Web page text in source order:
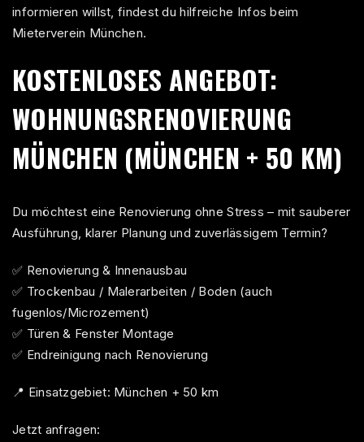
informieren willst, findest du hilfreiche Infos beim
Mieterverein München.
KOSTENLOSES ANGEBOT:
WOHNUNGSRENOVIERUNG
MÜNCHEN (MÜNCHEN + 50 KM)
Du möchtest eine Renovierung ohne Stress – mit sauberer
Ausführung, klarer Planung und zuverlässigem Termin?
✅ Renovierung & Innenausbau
✅ Trockenbau / Malerarbeiten / Boden (auch
fugenlos/Microzement)
✅ Türen & Fenster Montage
✅ Endreinigung nach Renovierung
📍 Einsatzgebiet: München + 50 km
Jetzt anfragen: